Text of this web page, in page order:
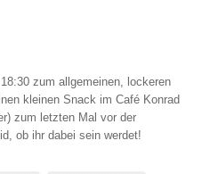
zum allgemeinen, lockeren
kleinen Snack im Café Konrad
zum letzten Mal vor der
ob ihr dabei sein werdet!